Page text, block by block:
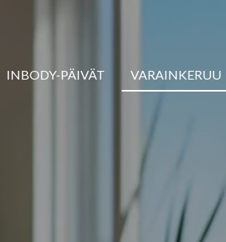
INBODY-PÄIVÄT VARAINKERUU